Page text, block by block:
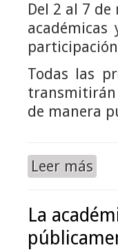
Del 2 al 7
Todas las
de manera
Leer más
La